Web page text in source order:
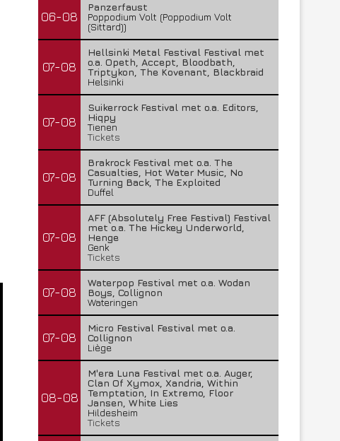
06-08
Panzerfaust
Poppodium Volt (Poppodium Volt
(Sittard))
07-08
Hellsinki Metal Festival Festival met
o.a. Opeth, Accept, Bloodbath,
Triptykon, The Kovenant, Blackbraid
Helsinki
07-08
Suikerrock Festival met o.a. Editors,
Hiqpy
Tienen
Tickets
07-08
Brakrock Festival met o.a. The
Casualties, Hot Water Music, No
Turning Back, The Exploited
Duffel
07-08
AFF (Absolutely Free Festival) Festival
met o.a. The Hickey Underworld,
Henge
Genk
Tickets
07-08
Waterpop Festival met o.a. Wodan
Boys, Collignon
Wateringen
07-08
Micro Festival Festival met o.a.
Collignon
Liège
08-08
M'era Luna Festival met o.a. Auger,
Clan Of Xymox, Xandria, Within
Temptation, In Extremo, Floor
Jansen, White Lies
Hildesheim
Tickets